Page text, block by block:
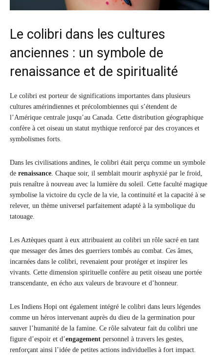
Le colibri dans les cultures
anciennes : un symbole de
renaissance et de spiritualité
Le colibri est porteur de significations importantes dans plusieurs
cultures amérindiennes et précolombiennes qui s’étendent de
l’Amérique centrale jusqu’au Canada. Cette distribution géographique
confère à cet oiseau un statut mythique renforcé par des croyances et
symbolismes forts.
Dans les civilisations andines, le colibri était perçu comme un symbole
de renaissance . Chaque soir, il semblait mourir asphyxié par le froid,
puis renaître à nouveau avec la lumière du soleil. Cette faculté magique
symbolise la victoire du cycle de la vie, la continuité et la capacité à se
relever, un thème universel parfaitement adapté à la symbolique du
tatouage.
Les Aztèques quant à eux attribuaient au colibri un rôle sacré en tant
que messager des âmes des guerriers tombés au combat. Ces âmes,
incarnées dans le colibri, revenaient pour protéger et inspirer les
vivants. Cette dimension spirituelle confère au petit oiseau une portée
transcendante, en écho aux valeurs de bravoure et d’honneur.
Les Indiens Hopi ont également intégré le colibri dans leurs légendes
comme un héros intervenant auprès du dieu de la germination pour
sauver l’humanité de la famine. Ce rôle salvateur fait du colibri une
figure d’espoir et d’engagement personnel à travers les gestes,
renforçant ainsi l’idée de petites actions individuelles à fort impact.